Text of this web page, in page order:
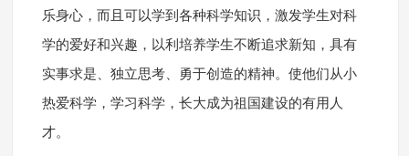
乐身心，而且可以学到各种科学知识，激发学生对科
学的爱好和兴趣，以利培养学生不断追求新知，具有
实事求是、独立思考、勇于创造的精神。使他们从小
热爱科学，学习科学，长大成为祖国建设的有用人
才。